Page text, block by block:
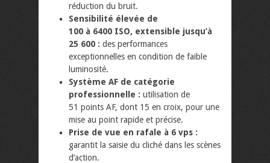
réduction du bruit.
Sensibilité élevée de
100 à 6400 ISO, extensible jusqu’à
25 600 : des performances
exceptionnelles en condition de faible
luminosité.
Système AF de catégorie
professionnelle : utilisation de
51 points AF, dont 15 en croix, pour une
mise au point rapide et précise.
Prise de vue en rafale à 6 vps :
garantit la saisie du cliché dans les scènes
d’action.